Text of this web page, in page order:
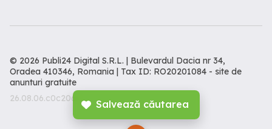
Salvează căutarea
© 2026 Publi24 Digital S.R.L. | Bulevardul Dacia nr 34,
Oradea 410346, Romania | Tax ID: RO20201084 - site de
anunturi gratuite
26.08.06.c0c206c